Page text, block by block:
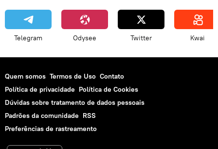
Telegram Odysee Twitter Kwai
Quem somos Termos de Uso Contato
Política de privacidade Política de Cookies
Dúvidas sobre tratamento de dados pessoais
Padrões da comunidade RSS
Preferências de rastreamento